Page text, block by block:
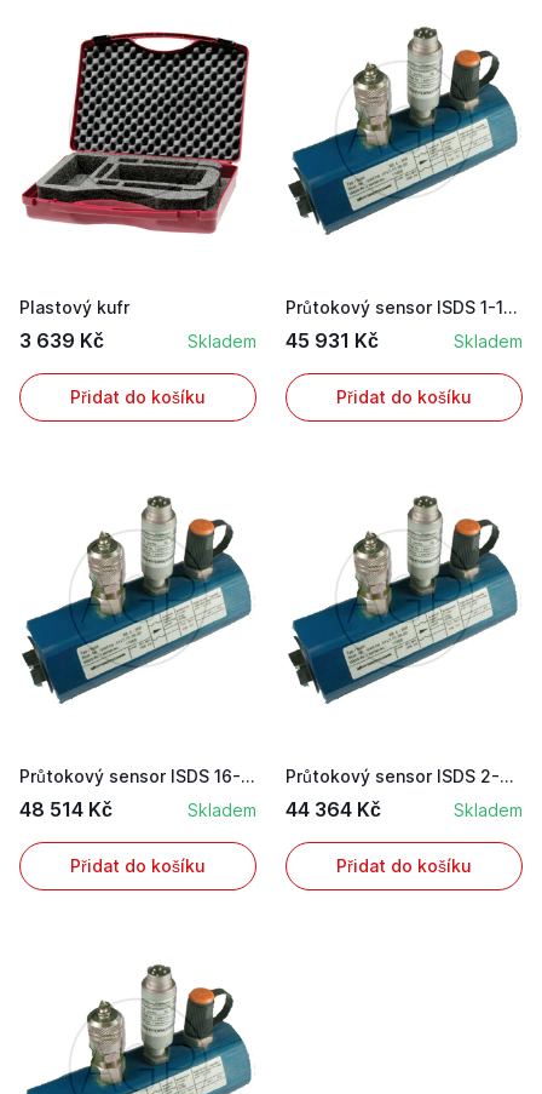
Plastový kufr
3 639 Kč Skladem
Přidat do košíku
Průtokový sensor ISDS 1-10 L/m
45 931 Kč Skladem
Přidat do košíku
Průtokový sensor ISDS 16-600 L/m
48 514 Kč Skladem
Přidat do košíku
Průtokový sensor ISDS 2-75 L/m
44 364 Kč Skladem
Přidat do košíku